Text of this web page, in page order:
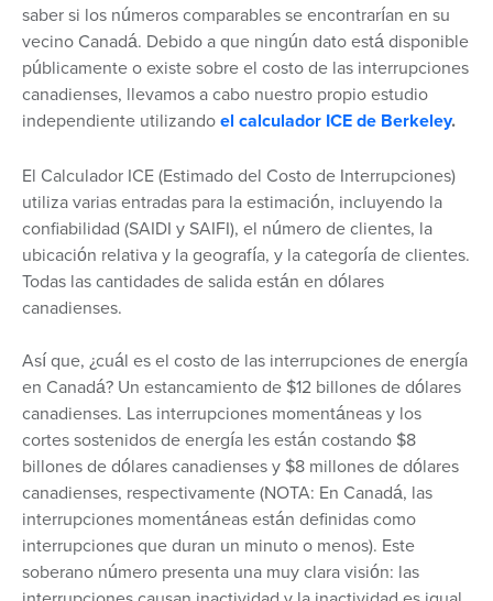
saber si los números comparables se encontrarían en su
vecino Canadá. Debido a que ningún dato está disponible
públicamente o existe sobre el costo de las interrupciones
canadienses, llevamos a cabo nuestro propio estudio
independiente utilizandoel calculador ICE de Berkeley.
El Calculador ICE (Estimado del Costo de Interrupciones)
utiliza varias entradas para la estimación, incluyendo la
confiabilidad (SAIDI y SAIFI), el número de clientes, la
ubicación relativa y la geografía, y la categoría de clientes.
Todas las cantidades de salida están en dólares
canadienses.
Así que, ¿cuál es el costo de las interrupciones de energía
en Canadá? Un estancamiento de $12 billones de dólares
canadienses. Las interrupciones momentáneas y los
cortes sostenidos de energía les están costando $8
billones de dólares canadienses y $8 millones de dólares
canadienses, respectivamente (NOTA: En Canadá, las
interrupciones momentáneas están definidas como
interrupciones que duran un minuto o menos). Este
soberano número presenta una muy clara visión: las